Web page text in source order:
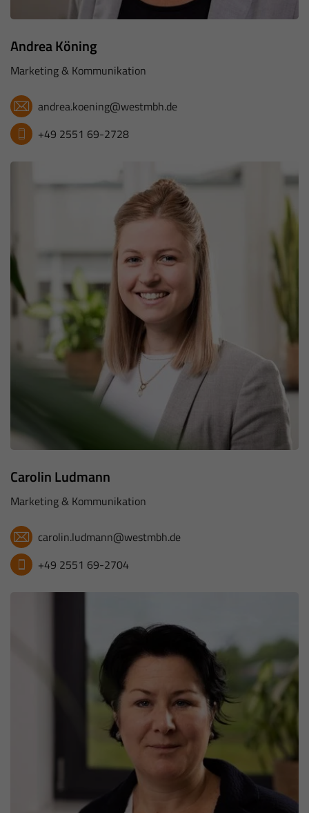
Andrea Köning
Marketing & Kommunikation
andrea.koening@westmbh.de
+49 2551 69-2728
Carolin Ludmann
Marketing & Kommunikation
carolin.ludmann@westmbh.de
+49 2551 69-2704